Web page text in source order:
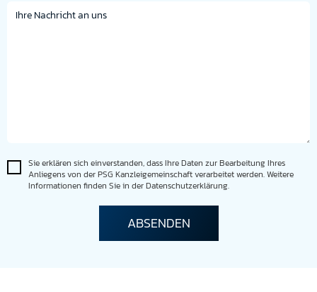
Sie erklären sich einverstanden, dass Ihre Daten zur Bearbeitung Ihres
Anliegens von der PSG Kanzleigemeinschaft verarbeitet werden. Weitere
Informationen finden Sie in der Datenschutzerklärung.